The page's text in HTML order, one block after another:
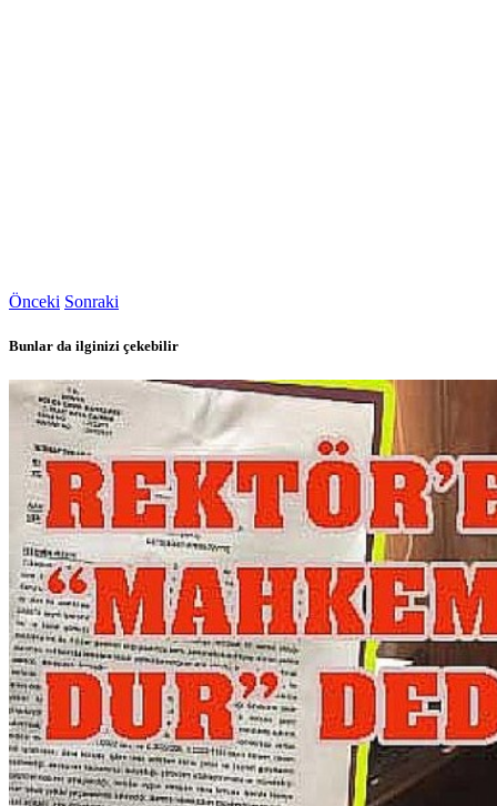
Önceki Sonraki
Bunlar da ilginizi çekebilir